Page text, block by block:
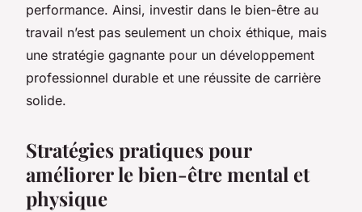
performance. Ainsi, investir dans le bien-être au
travail n’est pas seulement un choix éthique, mais
une stratégie gagnante pour un développement
professionnel durable et une réussite de carrière
solide.
Stratégies pratiques pour
améliorer le bien-être mental et
physique